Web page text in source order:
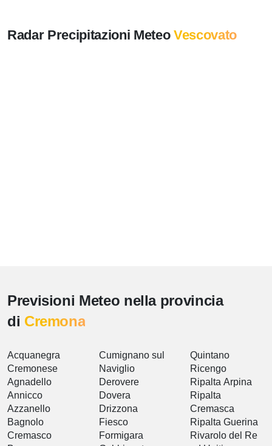
Radar Precipitazioni MeteoVescovato
Previsioni Meteo nella provincia
di Cremona
Acquanegra
Cremonese
Agnadello
Annicco
Azzanello
Bagnolo
Cremasco
Cumignano sul
Naviglio
Derovere
Dovera
Drizzona
Fiesco
Formigara
Quintano
Ricengo
Ripalta Arpina
Ripalta
Cremasca
Ripalta Guerina
Rivarolo del Re